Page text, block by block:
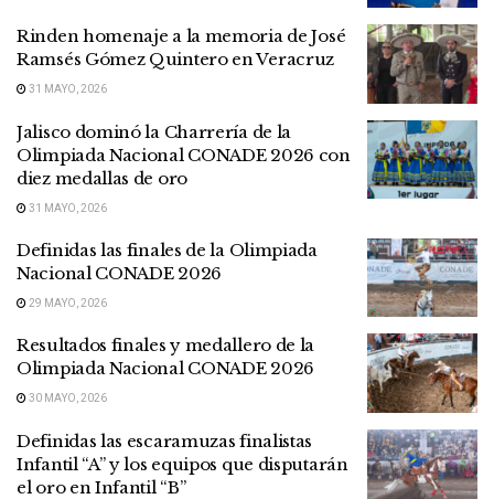
Rinden homenaje a la memoria de José
Ramsés Gómez Quintero en Veracruz
31 MAYO, 2026
Jalisco dominó la Charrería de la
Olimpiada Nacional CONADE 2026 con
diez medallas de oro
31 MAYO, 2026
Definidas las finales de la Olimpiada
Nacional CONADE 2026
29 MAYO, 2026
Resultados finales y medallero de la
Olimpiada Nacional CONADE 2026
30 MAYO, 2026
Definidas las escaramuzas finalistas
Infantil “A” y los equipos que disputarán
el oro en Infantil “B”